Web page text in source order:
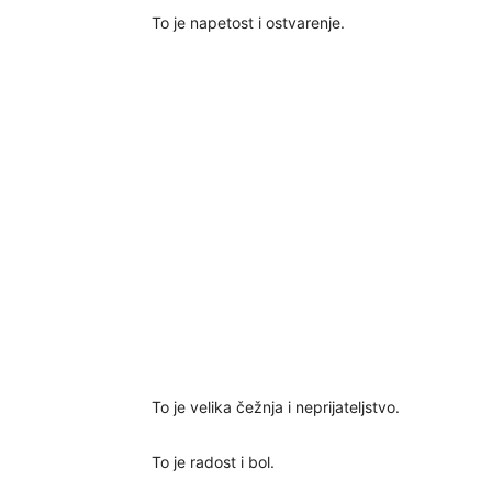
To je napetost i ostvarenje.
To je velika čežnja i neprijateljstvo.
To je radost i bol.